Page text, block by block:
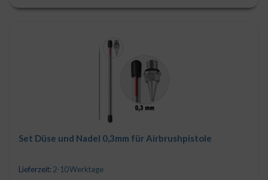
Set Düse und Nadel 0,3mm für Airbrushpistole
Lieferzeit: 2-10 Werktage